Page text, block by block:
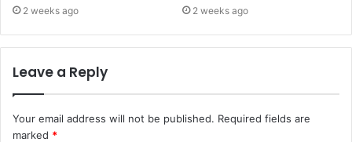
2 weeks ago 2 weeks ago
Leave a Reply
Your email address will not be published. Required fields are
marked *